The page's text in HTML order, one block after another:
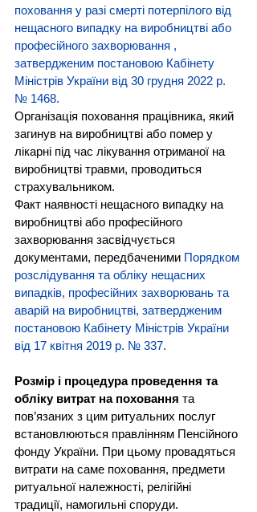
поховання у разі смерті потерпілого від
нещасного випадку на виробництві або
професійного захворювання ,
затвердженим постановою Кабінету
Міністрів України від 30 грудня 2022 р.
№ 1468.
Організація поховання працівника, який
загинув на виробництві або помер у
лікарні під час лікування отриманої на
виробництві травми, проводиться
страхувальником.
Факт наявності нещасного випадку на
виробництві або професійного
захворювання засвідчується
документами, передбаченими Порядком
розслідування та обліку нещасних
випадків, професійних захворювань та
аварій на виробництві, затвердженим
постановою Кабінету Міністрів України
від 17 квітня 2019 р. № 337.
Розмір і процедура проведення та
обліку витрат на поховання та
пов’язаних з цим ритуальних послуг
встановлюються правлінням Пенсійного
фонду України. При цьому провадяться
витрати на саме поховання, предмети
ритуальної належності, релігійні
традиції, намогильні споруди.